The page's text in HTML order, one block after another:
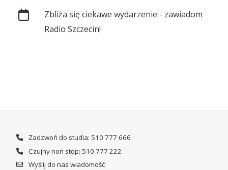
Zbliża się ciekawe wydarzenie - zawiadom
Radio Szczecin!
Zadzwoń do studia: 510 777 666
Czujny non stop: 510 777 222
Wyślij do nas wiadomość